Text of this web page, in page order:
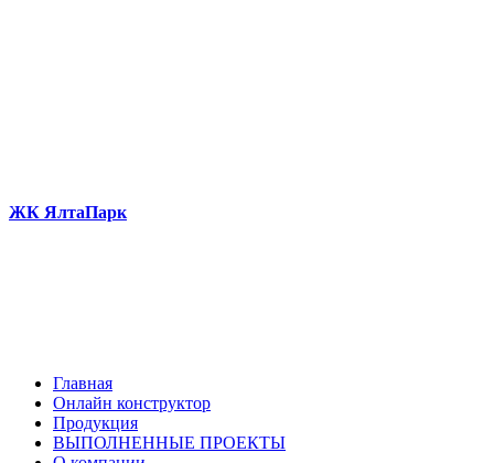
ЖК ЯлтаПарк
Главная
Онлайн конструктор
Продукция
ВЫПОЛНЕННЫЕ ПРОЕКТЫ